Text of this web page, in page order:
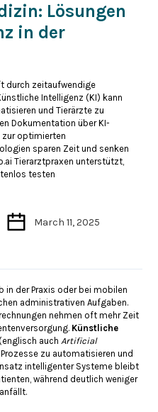
Lösungen
in der
durch zeitaufwendige
Intelligenz (KI) kann
und Tierärzte zu
Dokumentation über KI-
optimierten
sparen Zeit und senken
Tierarztpraxen unterstützt,
testen
March 11, 2025
in der Praxis oder bei mobilen
administrativen Aufgaben.
nehmen oft mehr Zeit
Künstliche
auchArtificial
zu automatisieren und
intelligenter Systeme bleibt
während deutlich weniger